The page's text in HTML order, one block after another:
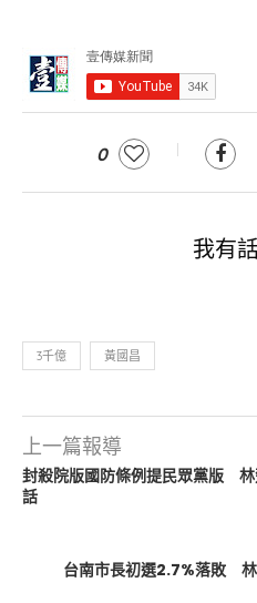
0
我有
3千億 黃國昌
上一篇報導
封殺院版國防條例提民眾黨版
話
台南市長初選2.7%落敗